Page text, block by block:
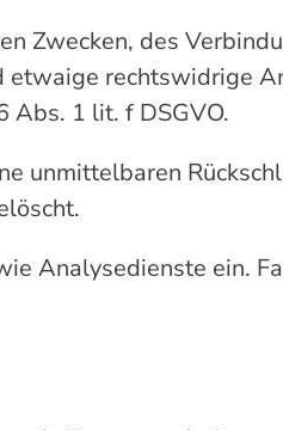
Zwecken, des
rechtswidrige
Abs. 1 lit. f DSGVO.
unmittelbaren
Analysedienste ein.